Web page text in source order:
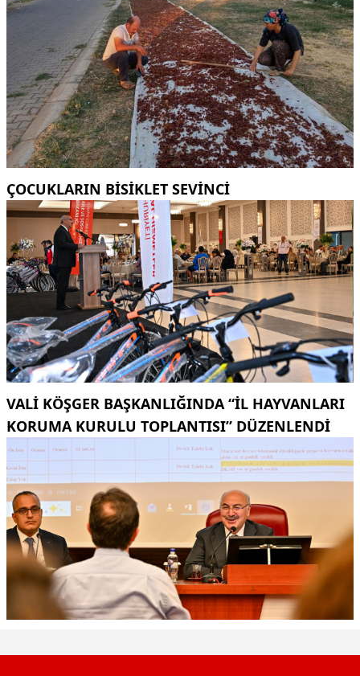
ÇOCUKLARIN BISIKLET SEVINCI
VALI KÖŞGER BAŞKANLIĞINDA “İL HAYVANLARI
KORUMA KURULU TOPLANTISI” DÜZENLENDI